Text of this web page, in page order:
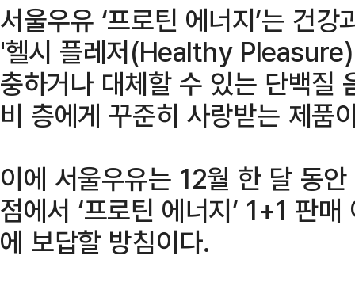
서울우유 ‘프로틴 에너지’는 건
'헬시 플레저(Healthy
충하거나 대체할 수 있는 단백
비 층에게 꾸준히 사랑받는 제품
이에 서울우유는 12월 한 달 동
점에서 ‘프로틴 에너지’ 1+1 판
에 보답할 방침이다.